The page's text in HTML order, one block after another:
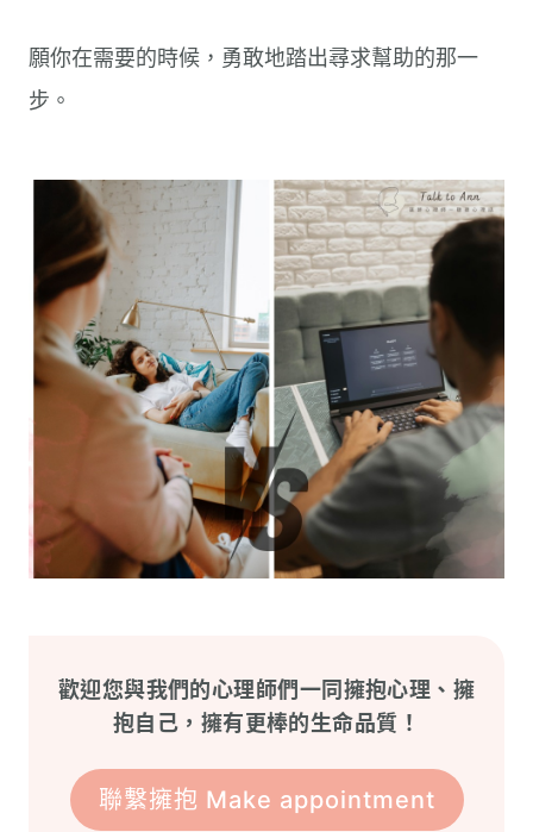
願你在需要的時候，勇敢地踏出尋求幫助的那一
步。
歡迎您與我們的心理師們一同擁抱心理、擁
抱自己，擁有更棒的生命品質！
聯繫擁抱 Make appointment